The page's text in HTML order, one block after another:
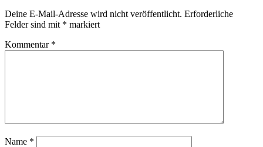
Deine E-Mail-Adresse wird nicht veröffentlicht. Erforderliche
Felder sind mit * markiert
Kommentar *
Name *